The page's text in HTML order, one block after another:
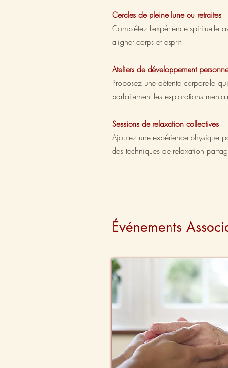
Cercles de pleine lune ou retraites
Complétez l’expérience spirituelle
aligner corps et esprit.
Ateliers de développement
Proposez une détente corporelle
parfaitement les explorations
Sessions de relaxation collectives
Ajoutez une expérience physique
des techniques de relaxation
Événements